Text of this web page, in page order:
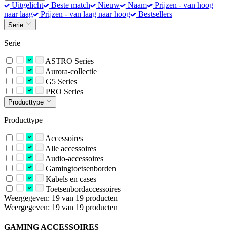
Uitgelicht Beste match Nieuw Naam
Prijzen - van hoog
naar laag
Prijzen - van laag naar hoog Bestsellers
Serie
Serie
ASTRO Series
Aurora-collectie
G5 Series
PRO Series
Producttype
Producttype
Accessoires
Alle accessoires
Audio-accessoires
Gamingtoetsenborden
Kabels en cases
Toetsenbordaccessoires
Weergegeven: 19 van 19 producten
Weergegeven: 19 van 19 producten
GAMING ACCESSOIRES